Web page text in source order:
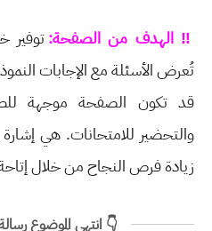
‼ الهدف من الصفحة:توفير
تُعرض الأسئلة مع الإجابات
قد تكون الصفحة موجهة
والتحضير للامتحانات. هي
زيادة فرص النجاح من خلال
👇 انتهى الموضوع